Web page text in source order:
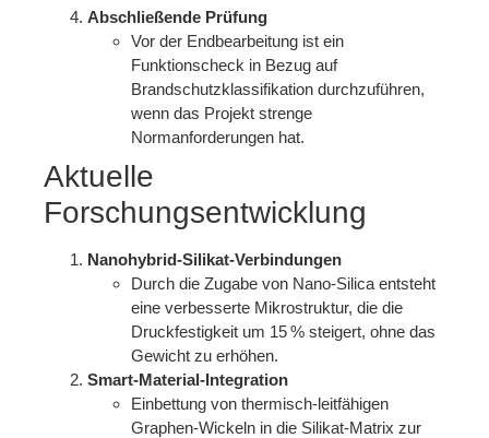
Abschließende Prüfung
Vor der Endbearbeitung ist ein
Funktionscheck in Bezug auf
Brandschutzklassifikation durchzuführen,
wenn das Projekt strenge
Normanforderungen hat.
Aktuelle
Forschungsentwicklung
Nanohybrid‑Silikat‑Verbindungen
Durch die Zugabe von Nano‑Silica entsteht
eine verbesserte Mikrostruktur, die die
Druckfestigkeit um 15 % steigert, ohne das
Gewicht zu erhöhen.
Smart‑Material‑Integration
Einbettung von thermisch‑leitfähigen
Graphen‑Wickeln in die Silikat‑Matrix zur